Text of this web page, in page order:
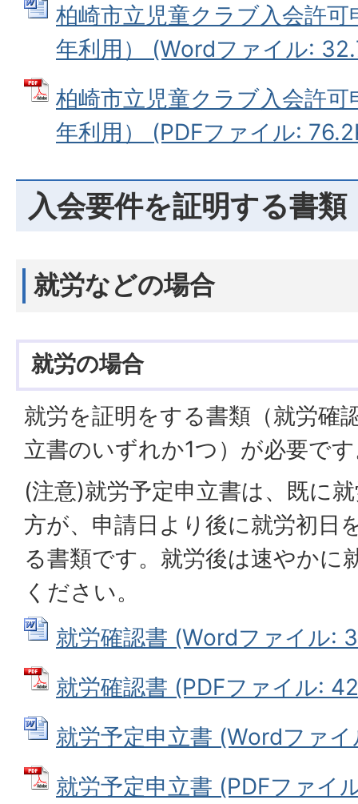
柏崎市立児童クラブ入会許
年利用） (Wordファイル:
柏崎市立児童クラブ入会許
年利用） (PDFファイル:
入会要件を証明する書類
就労などの場合
就労の場合
就労を証明をする書類（就労確
立書のいずれか1つ）が必要で
(注意)就労予定申立書は、既に
方が、申請日より後に就労初日
る書類です。就労後は速やかに
ください。
就労確認書 (Wordファイル:
就労確認書 (PDFファイル:
就労予定申立書 (Wordファ
就労予定申立書 (PDFファイ